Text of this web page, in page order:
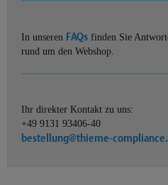
In unseren FAQs finden Sie
rund um den Webshop.
Ihr direkter Kontakt zu uns:
+49 9131 93406-40
bestellung@thieme-